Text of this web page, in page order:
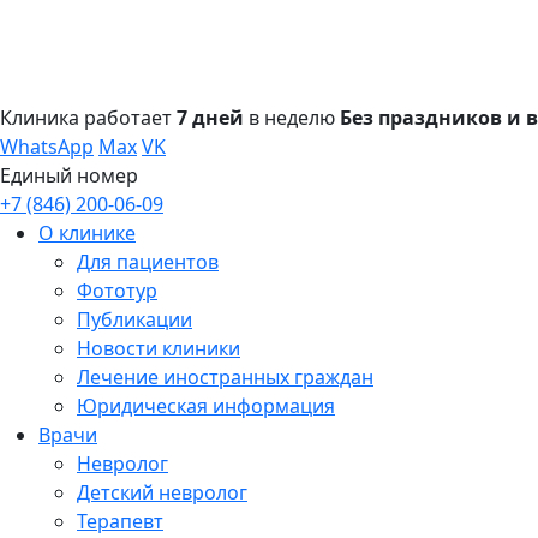
Клиника работает7 дней в неделю Без праздников и
WhatsApp MaxVK
Единый номер
+7 (846) 200-06-09
О клинике
Для пациентов
Фототур
Публикации
Новости клиники
Лечение иностранных граждан
Юридическая информация
Врачи
Невролог
Детский невролог
Терапевт